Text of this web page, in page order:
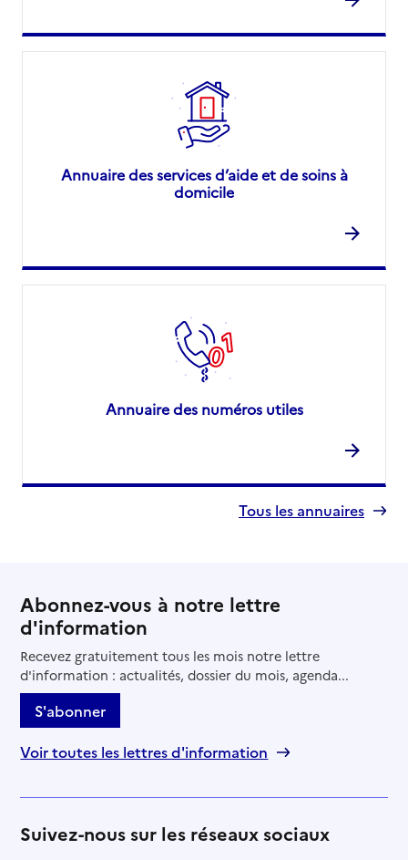
Annuaire des services d’aide et de soins à
domicile
Annuaire des numéros utiles
Tous les annuaires
Abonnez-vous à notre lettre
d'information
Recevez gratuitement tous les mois notre lettre
d'information : actualités, dossier du mois, agenda...
S'abonner
Voir toutes les lettres d'information
Suivez-nous sur les réseaux sociaux